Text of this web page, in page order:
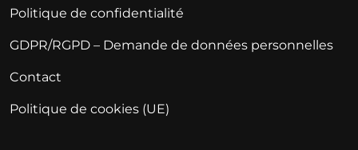
Politique de confidentialité
GDPR/RGPD – Demande de données personnelles
Contact
Politique de cookies (UE)